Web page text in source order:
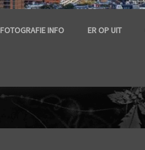
FOTOGRAFIE INFO ER OP UIT